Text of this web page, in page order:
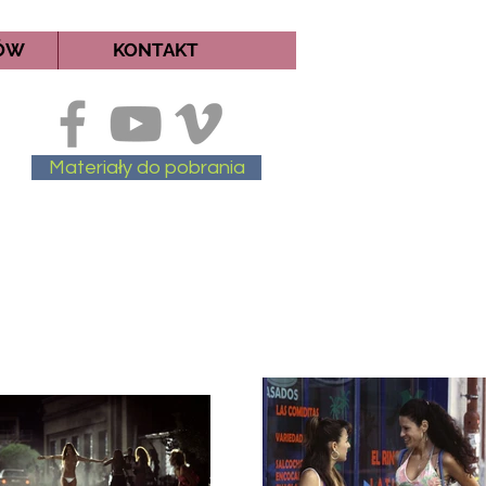
KONTAKT
Materiały do pobrania